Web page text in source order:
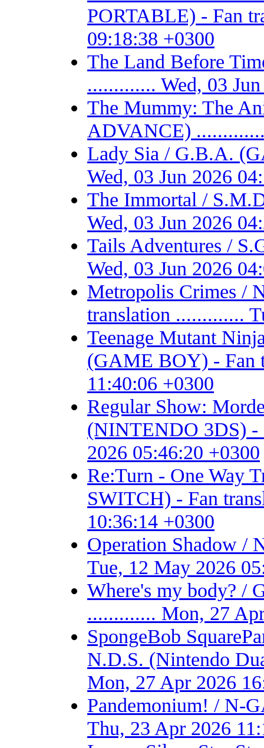
PORTABLE) - Fan
09:18:38 +0300
The Land Before
............. Wed, 03
The Mummy: The
ADVANCE)
Lady Sia / G.B.A.
Wed, 03 Jun 2026
The Immortal /
Wed, 03 Jun 2026
Tails Adventures /
Wed, 03 Jun 2026
Metropolis Crimes /
translation .............
Teenage Mutant
(GAME BOY) - Fan
11:40:06 +0300
Regular Show:
(NINTENDO 3DS) -
2026 05:46:20 +0300
Re:Turn - One Way
SWITCH) - Fan
10:36:14 +0300
Operation Shadow
Tue, 12 May 2026
Where's my body? /
............. Mon, 27
SpongeBob
N.D.S. (Nintendo
Mon, 27 Apr 2026
Pandemonium! / N-
Thu, 23 Apr 2026